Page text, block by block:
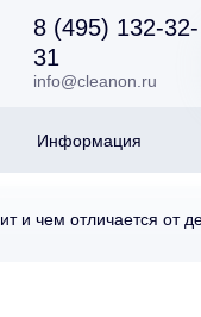
8 (495) 132-32-
31
info@cleanon.ru
Информация
и чем отличается от